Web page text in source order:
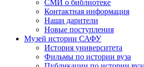
СМИ о библиотеке
Контактная информация
Наши дарители
Новые поступления
Музей истории САФУ
История университета
Фильмы по истории вуза